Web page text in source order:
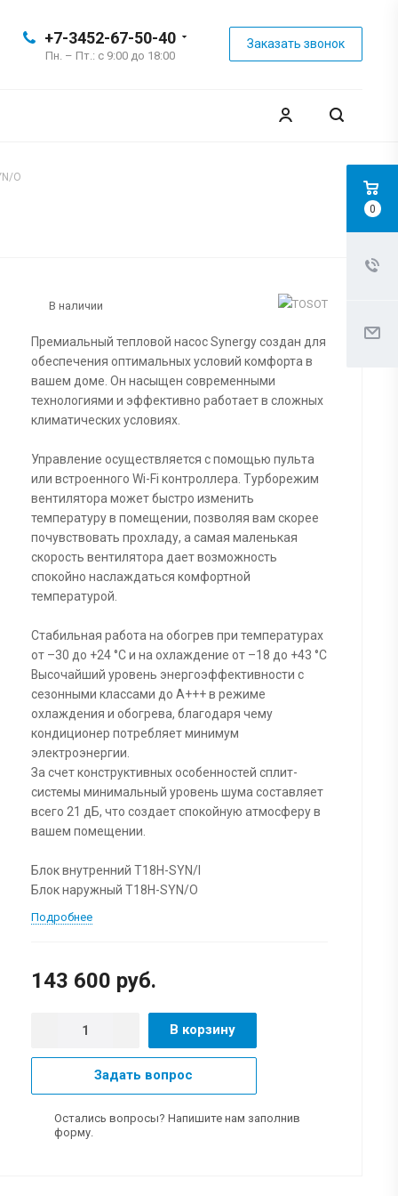
+7-3452-67-50-40
Пн. – Пт.: с 9:00 до 18:00
Заказать звонок
O
В наличии
Премиальный тепловой насос Synergy создан для
обеспечения оптимальных условий комфорта в
вашем доме. Он насыщен современными
технологиями и эффективно работает в сложных
климатических условиях.
Управление осуществляется с помощью пульта
или встроенного Wi-Fi контроллера. Турборежим
вентилятора может быстро изменить
температуру в помещении, позволяя вам скорее
почувствовать прохладу, а самая маленькая
скорость вентилятора дает возможность
спокойно наслаждаться комфортной
температурой.
Стабильная работа на обогрев при температурах
от –30 до +24 °C и на охлаждение от –18 до +43 °C
Высочайший уровень энергоэффективности с
сезонными классами до А+++ в режиме
охлаждения и обогрева, благодаря чему
кондиционер потребляет минимум
электроэнергии.
За счет конструктивных особенностей сплит-
системы минимальный уровень шума составляет
всего 21 дБ, что создает спокойную атмосферу в
вашем помещении.
Блок внутренний T18H-SYN/I
Блок наружный T18H-SYN/O
Подробнее
143 600 руб.
В корзину
Задать вопрос
Остались вопросы? Напишите нам заполнив
форму.
0